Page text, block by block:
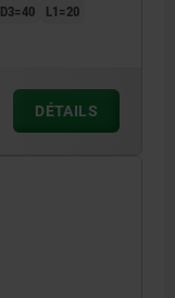
D3=40 L1=20
DÉTAILS